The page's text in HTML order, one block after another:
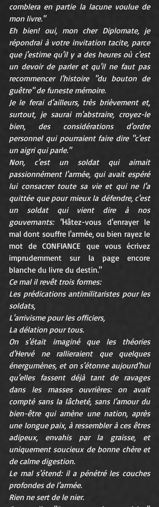
comblera en partie la lacune voulue de
mon livre."
Eh bien! oui, mon cher Diplomate, je
répondrai à votre invitation tacite, parce
que j'estime qu'il y a des heures où c'est
un devoir de parler et qu'il ne faut pas
recommencer l'histoire "du bouton de
guêtre" de funeste mémoire.
Je le ferai d'ailleurs, très brièvement et,
surtout, je saurai m'abstraire, croyez-le
bien, des considérations d'ordre
personnel qui pourraient faire dire "c'est
un aigri qui parle."
Non, c'est un soldat qui aimait
passionnément l'armée, qui avait espéré
lui consacrer toute sa vie et qui ne l'a
quittée que pour mieux la défendre, c'est
un soldat qui vient dire à nos
gouvernants: "Hâtez-vous d'enrayer le
mal dont souffre l'armée, ou bien rayez le
mot de CONFIANCE que vous écrivez
imprudemment sur la page encore
blanche du livre du destin."
Ce mal il revêt trois formes:
Les prédications antimilitaristes pour les
soldats,
L'arrivisme pour les officiers,
La délation pour tous.
On s'était imaginé que les théories
d'Hervé ne rallieraient que quelques
énergumènes, et on s'étonne aujourd'hui
qu'elles fassent déjà tant de ravages
dans les masses ouvrières: on avait
compté sans la lâcheté, sans l'amour du
bien-être qui amène une nation, après
une longue paix, à ressembler à ces êtres
adipeux, envahis par la graisse, et
uniquement soucieux de bonne chère et
de calme digestion.
Le mal s'étend: il a pénétré les couches
profondes de l'armée.
Rien ne sert de le nier.